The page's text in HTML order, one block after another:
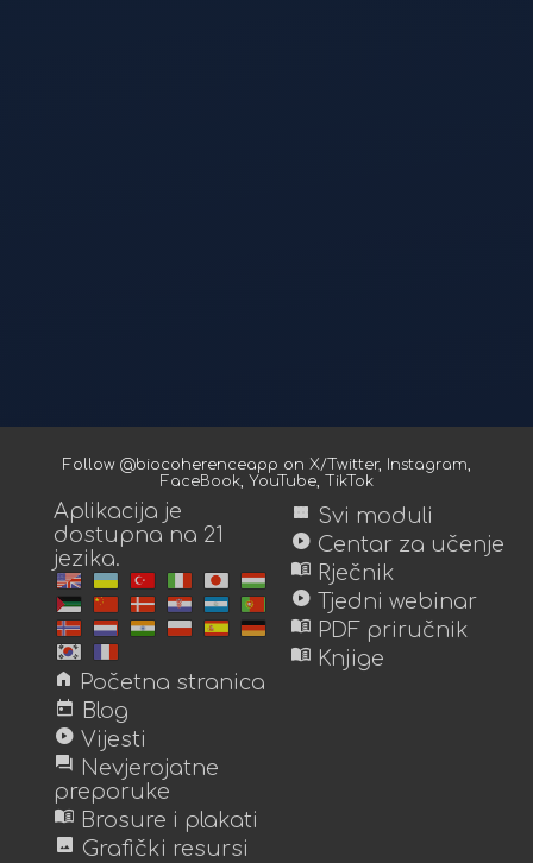
Follow @biocoherenceapp on X/Twitter, Instagram,
FaceBook, YouTube, TikTok
Aplikacija je
dostupna na 21
jezika.
home Početna stranica
today Blog
play_circle Vijesti
forum Nevjerojatne
preporuke
menu_book Brosure i plakati
image Grafički resursi
view_module Svi moduli
play_circle Centar za učenje
menu_book Rječnik
play_circle Tjedni webinar
menu_book PDF priručnik
menu_book Knjige